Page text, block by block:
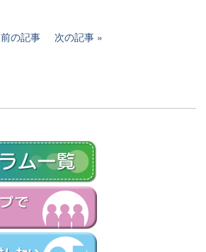
前の記事 次の記事